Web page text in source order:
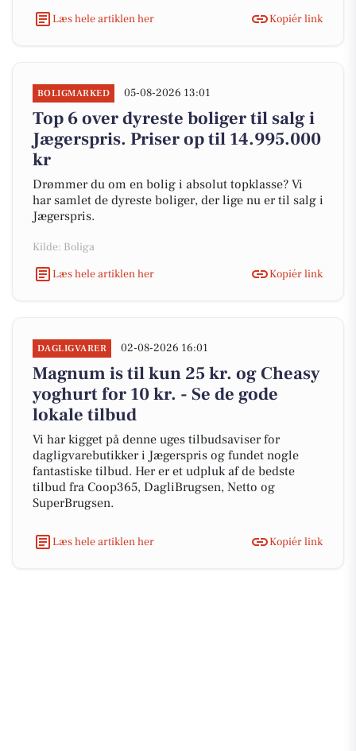
Læs hele artiklen her
Kopiér link
BOLIGMARKED 05-08-2026 13:01
Top 6 over dyreste boliger til salg i
Jægerspris. Priser op til 14.995.000
kr
Drømmer du om en bolig i absolut topklasse? Vi
har samlet de dyreste boliger, der lige nu er til salg i
Jægerspris.
Kilde: Boliga
Læs hele artiklen her
Kopiér link
DAGLIGVARER 02-08-2026 16:01
Magnum is til kun 25 kr. og Cheasy
yoghurt for 10 kr. - Se de gode
lokale tilbud
Vi har kigget på denne uges tilbudsaviser for
dagligvarebutikker i Jægerspris og fundet nogle
fantastiske tilbud. Her er et udpluk af de bedste
tilbud fra Coop365, DagliBrugsen, Netto og
SuperBrugsen.
Læs hele artiklen her Kopiér link